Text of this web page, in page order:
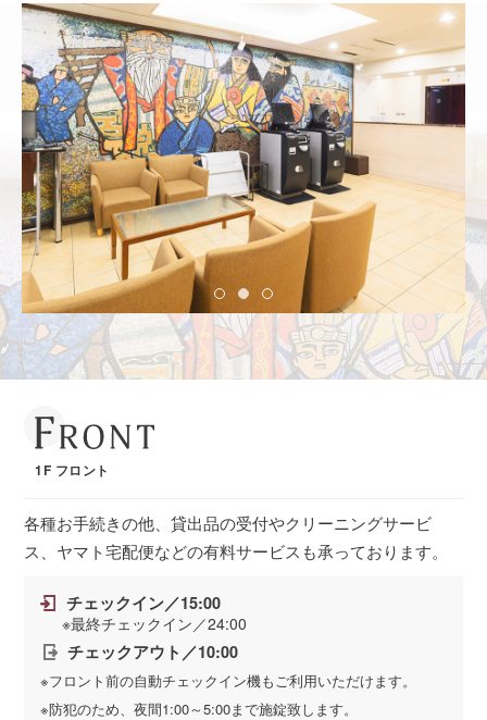
1F フロント
各種お手続きの他、貸出品の受付やクリーニングサービ
ス、ヤマト宅配便などの有料サービスも承っております。
チェックイン／15:00
※最終チェックイン／24:00
チェックアウト／10:00
※フロント前の自動チェックイン機もご利用いただけます。
※防犯のため、夜間1:00～5:00まで施錠致します。